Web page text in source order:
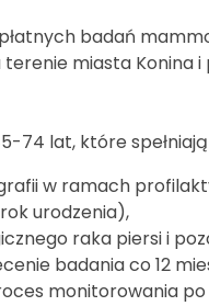
badań
miasta Konina i
74 lat, które
w ramach
urodzenia),
raka piersi i
badania co 12
monitorowania